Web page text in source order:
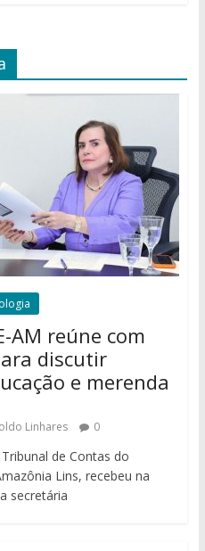
AM reúne com
discutir
e merenda
Linhares 0
de Contas do
Lins, recebeu na
secretária